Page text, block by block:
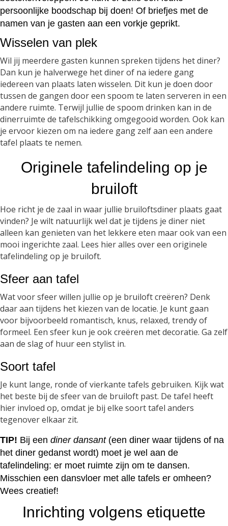
persoonlijke boodschap bij doen! Of briefjes met de
namen van je gasten aan een vorkje geprikt.
Wisselen van plek
Wil jij meerdere gasten kunnen spreken tijdens het diner?
Dan kun je halverwege het diner of na iedere gang
iedereen van plaats laten wisselen. Dit kun je doen door
tussen de gangen door een spoom te laten serveren in een
andere ruimte. Terwijl jullie de spoom drinken kan in de
dinerruimte de tafelschikking omgegooid worden. Ook kan
je ervoor kiezen om na iedere gang zelf aan een andere
tafel plaats te nemen.
Originele tafelindeling op je
bruiloft
Hoe richt je de zaal in waar jullie bruiloftsdiner plaats gaat
vinden? Je wilt natuurlijk wel dat je tijdens je diner niet
alleen kan genieten van het lekkere eten maar ook van een
mooi ingerichte zaal. Lees hier alles over een originele
tafelindeling op je bruiloft.
Sfeer aan tafel
Wat voor sfeer willen jullie op je bruiloft creëren? Denk
daar aan tijdens het kiezen van de locatie. Je kunt gaan
voor bijvoorbeeld romantisch, knus, relaxed, trendy of
formeel. Een sfeer kun je ook creëren met decoratie. Ga zelf
aan de slag of huur een stylist in.
Soort tafel
Je kunt lange, ronde of vierkante tafels gebruiken. Kijk wat
het beste bij de sfeer van de bruiloft past. De tafel heeft
hier invloed op, omdat je bij elke soort tafel anders
tegenover elkaar zit.
TIP! Bij een diner dansant (een diner waar tijdens of na
het diner gedanst wordt) moet je wel aan de
tafelindeling: er moet ruimte zijn om te dansen.
Misschien een dansvloer met alle tafels er omheen?
Wees creatief!
Inrichting volgens etiquette